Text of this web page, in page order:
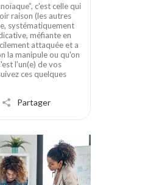
c'est celle qui
raison (les autres
systématiquement
méfiante en
attaquée et a
la manipule ou qu'on
l'un(e) de vos
ces quelques
Partager